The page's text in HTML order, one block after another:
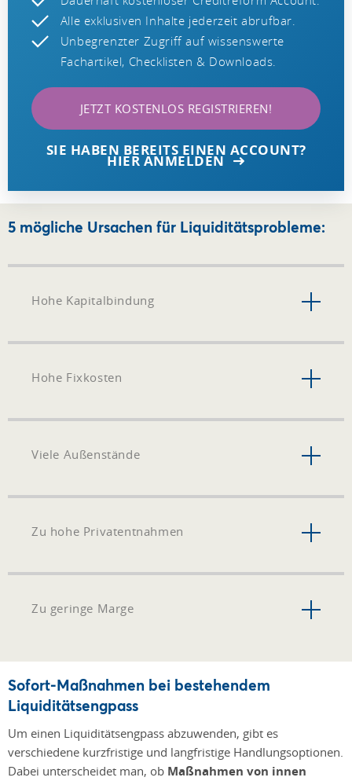
Alle exklusiven Inhalte jederzeit abrufbar.
Unbegrenzter Zugriff auf wissenswerte
Fachartikel, Checklisten & Downloads.
JETZT KOSTENLOS REGISTRIEREN!
SIE HABEN BEREITS EINEN ACCOUNT?
HIER ANMELDEN
5 mögliche Ursachen für Liquiditätsprobleme:
Hohe Kapitalbindung
Hohe Fixkosten
Viele Außenstände
Zu hohe Privatentnahmen
Zu geringe Marge
Sofort-Maßnahmen bei bestehendem
Liquiditätsengpass
Um einen Liquiditätsengpass abzuwenden, gibt es
verschiedene kurzfristige und langfristige Handlungsoptionen.
Dabei unterscheidet man, ob Maßnahmen von innen